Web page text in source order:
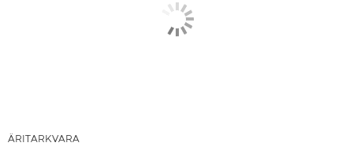
ÄRITARKVARA